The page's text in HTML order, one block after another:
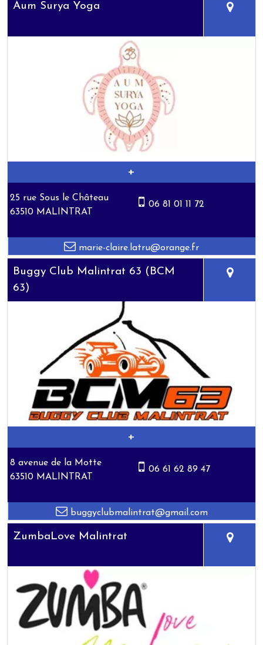
Aum Surya Yoga
25 rue Sous le Château
63510 MALINTRAT
06 81 01 11 72
marie-claire.latru@orange.fr
Buggy Club Malintrat 63 (BCM
63)
8 avenue de la Motte
63510 MALINTRAT
06 61 62 89 47
buggyclubmalintrat@gmail.com
ZumbaLove Malintrat